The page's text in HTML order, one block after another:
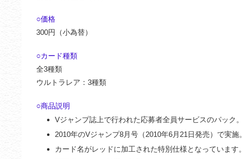
○価格
300円（小為替）
○カード種類
全3種類
ウルトラレア：3種類
○商品説明
Vジャンプ誌上で行われた応募者全員サービスのパック。
2010年のVジャンプ8月号（2010年6月21日発売）で実施。
カード名がレッドに加工された特別仕様となっています。